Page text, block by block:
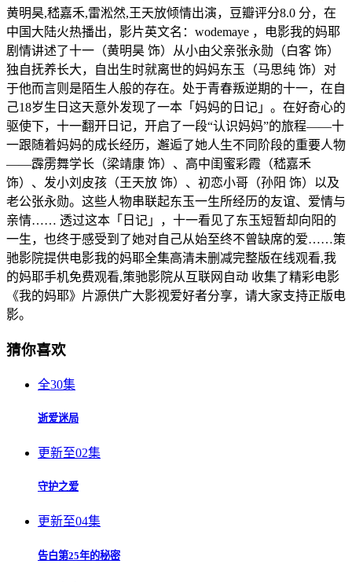
黄明昊,嵇嘉禾,雷淞然,王天放倾情出演，豆瓣评分8.0 分，在
中国大陆火热播出，影片英文名：wodemaye ，电影我的妈耶
剧情讲述了十一（黄明昊 饰）从小由父亲张永勋（白客 饰）
独自抚养长大，自出生时就离世的妈妈东玉（马思纯 饰）对
于他而言则是陌生人般的存在。处于青春叛逆期的十一，在自
己18岁生日这天意外发现了一本「妈妈的日记」。在好奇心的
驱使下，十一翻开日记，开启了一段“认识妈妈”的旅程——十
一跟随着妈妈的成长经历，邂逅了她人生不同阶段的重要人物
——霹雳舞学长（梁靖康 饰）、高中闺蜜彩霞（嵇嘉禾
饰）、发小刘皮孩（王天放 饰）、初恋小哥（孙阳 饰）以及
老公张永勋。这些人物串联起东玉一生所经历的友谊、爱情与
亲情…… 透过这本「日记」，十一看见了东玉短暂却向阳的
一生，也终于感受到了她对自己从始至终不曾缺席的爱……策
驰影院提供电影我的妈耶全集高清未删减完整版在线观看,我
的妈耶手机免费观看,策驰影院从互联网自动 收集了精彩电影
《我的妈耶》片源供广大影视爱好者分享，请大家支持正版电
影。
猜你喜欢
全30集
逝爱迷局
更新至02集
守护之爱
更新至04集
告白第25年的秘密